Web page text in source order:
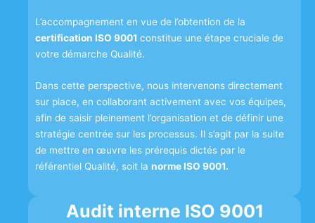
L’accompagnement en vue de l’obtention de la
certification ISO 9001 constitue une étape cruciale de
votre démarche Qualité.
Dans cette perspective, nous intervenons directement
sur place, en collaborant activement avec vos équipes,
afin de saisir pleinement l’organisation et de définir une
stratégie centrée sur les processus. Il s’agit par la suite
de mettre en œuvre les prérequis dictés par le
référentiel Qualité, soit la norme ISO 9001.
Audit interne ISO 9001